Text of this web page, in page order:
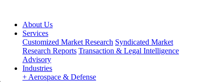
About Us
Services
Customized Market Research Syndicated Market
Research Reports Transaction & Legal Intelligence
Advisory
Industries
+ Aerospace & Defense